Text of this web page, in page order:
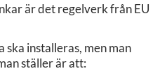
är det regelverk från EU
installeras, men man
ställer är att: